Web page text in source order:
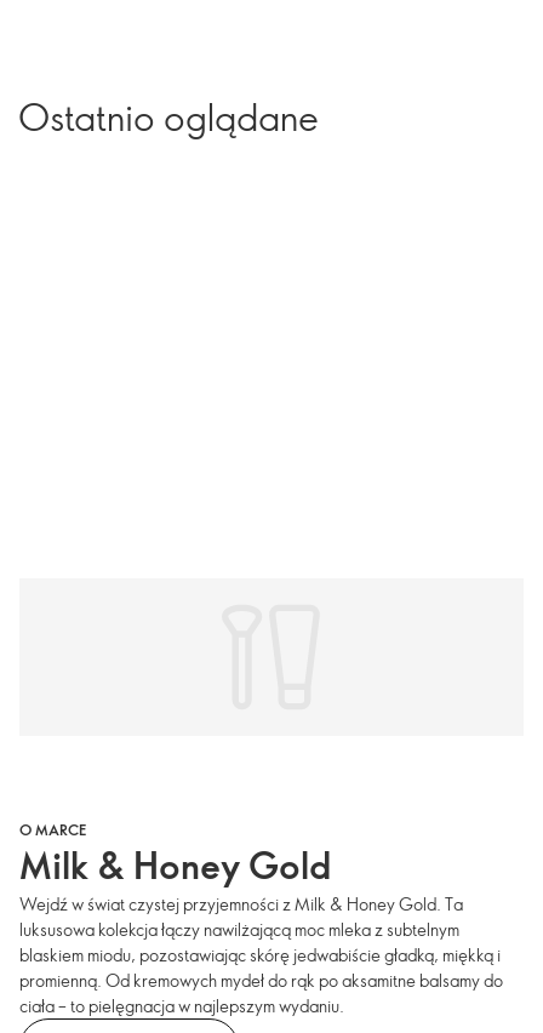
Ostatnio oglądane
O MARCE
Milk & Honey Gold
Wejdź w świat czystej przyjemności z Milk & Honey Gold. Ta
luksusowa kolekcja łączy nawilżającą moc mleka z subtelnym
blaskiem miodu, pozostawiając skórę jedwabiście gładką, miękką i
promienną. Od kremowych mydeł do rąk po aksamitne balsamy do
ciała – to pielęgnacja w najlepszym wydaniu.